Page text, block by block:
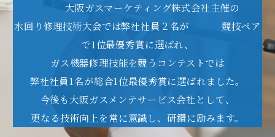
大阪ガスマーケティング株式会社主催の
水回り修理技術大会では弊社社員２名が 競技ペア
で1位最優秀賞に選ばれ、
ガス機器修理技能を競う コンテストでは
弊社社員1名が総合1位最優秀賞に選ばれました。
今後も大阪ガスメンテサービス会社として、
更なる技術向上を常に意識し、研鑽に励みます。